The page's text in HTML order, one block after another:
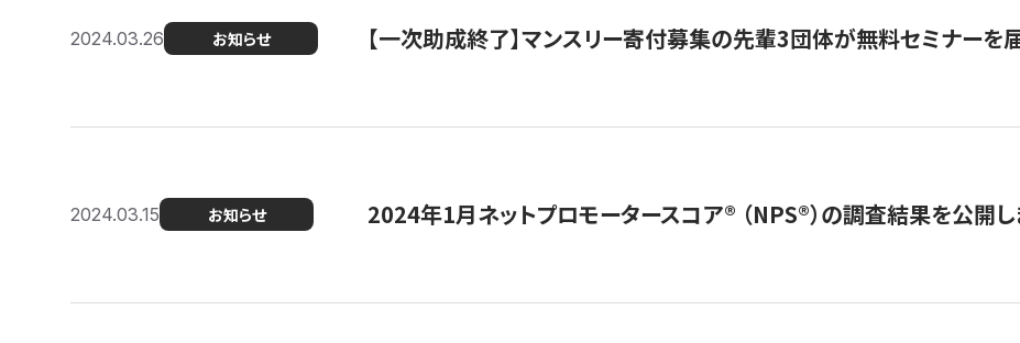
2024.03.26 お知らせ 【一次助成終了】マンスリー寄付募集の先輩3団体が無料セミナーを
2024.03.15 お知らせ 2024年1月ネットプロモータースコア®︎ （NPS®︎）の調査結果を公開